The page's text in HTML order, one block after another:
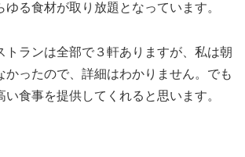
ゆる食材が取り放題となっています。
トランは全部で３軒ありますが、私は朝
かったので、詳細はわかりません。でも
い食事を提供してくれると思います。